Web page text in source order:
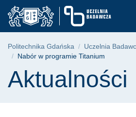
Przejdź
do
menu
Przejdź
do
wyszukiwarki
Przejdź
do
treści
Nabór w
Ścieżka
Politechnika Gdańska Uczelnia
Nabór w programie Titanium
Treść strony
Aktualności